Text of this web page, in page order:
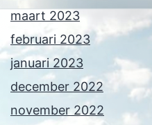
maart 2023
februari 2023
januari 2023
december 2022
november 2022